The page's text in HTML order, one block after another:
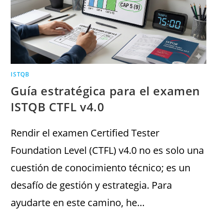
ISTQB
Guía estratégica para el examen
ISTQB CTFL v4.0
Rendir el examen Certified Tester
Foundation Level (CTFL) v4.0 no es solo una
cuestión de conocimiento técnico; es un
desafío de gestión y estrategia. Para
ayudarte en este camino, he…